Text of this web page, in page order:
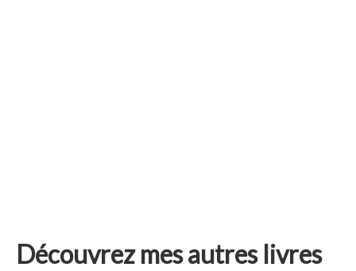
Découvrez mes autres livres